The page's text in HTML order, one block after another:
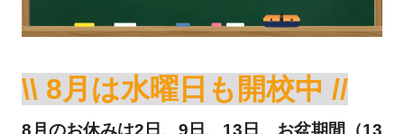
\\ 8月は水曜日も開校中 //
8月のお休みは2日、9日、13日、お盆期間（13